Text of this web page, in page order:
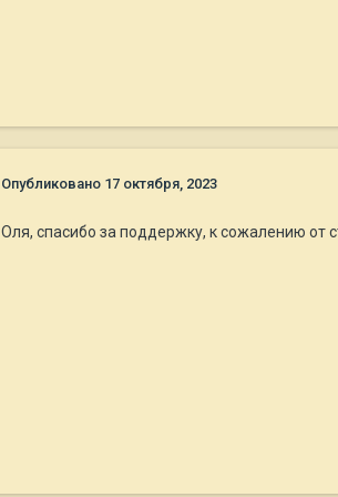
Опубликовано 17 октября, 2023
Оля, спасибо за поддержку, к сожалению от